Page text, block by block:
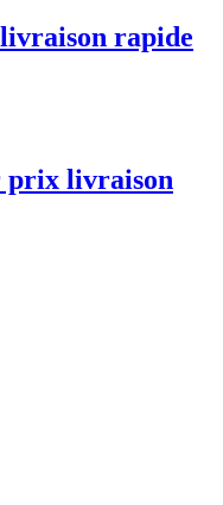
rapide
prix livraison